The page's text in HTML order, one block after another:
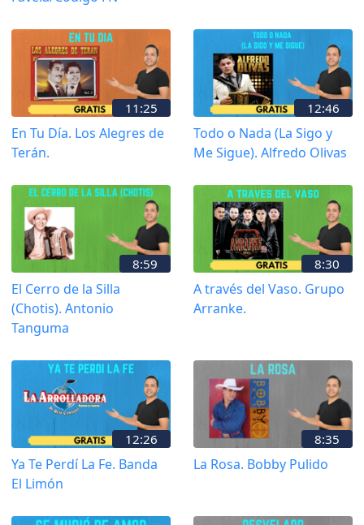
11:25
En Tu Día. Los Alegres de
Terán.
12:46
Todo o Nada (La Sigo y
Me Sigue). Alfredo Olivas
8:59
El Cerro de la Silla
(Chotis). Antonio
Tanguma
8:30
A través del Vaso. Grupo
Arranke.
12:26
Ya Te Perdí La Fe. Banda
El Limón
8:35
La Rosa. Bobby Pulido